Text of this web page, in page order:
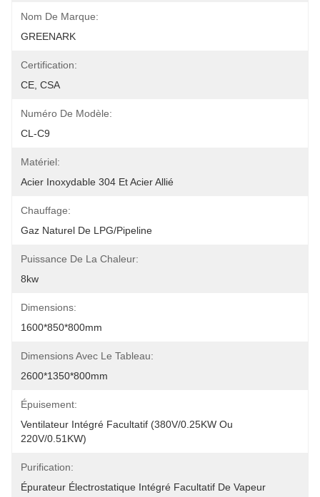
Nom De Marque:
GREENARK
Certification:
CE, CSA
Numéro De Modèle:
CL-C9
Matériel:
Acier Inoxydable 304 Et Acier Allié
Chauffage:
Gaz Naturel De LPG/Pipeline
Puissance De La Chaleur:
8kw
Dimensions:
1600*850*800mm
Dimensions Avec Le Tableau:
2600*1350*800mm
Épuisement:
Ventilateur Intégré Facultatif (380V/0.25KW Ou
220V/0.51KW)
Purification:
Épurateur Électrostatique Intégré Facultatif De Vapeur